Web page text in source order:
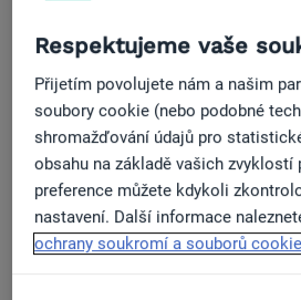
si vybírá
lékaře na
základě
recenzí
ostatních
75%
pacientů
by chtělo
mít
Respektujeme vaše
Přijetím povolujete nám a našim
soubory cookie (nebo podobné
shromažďování údajů pro
obsahu na základě vašich zvyklostí
preference můžete kdykoli
nastavení. Další informace
ochrany soukromí a souborů